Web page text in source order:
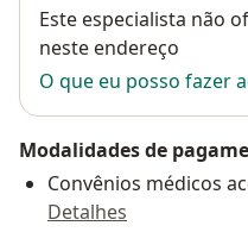
Disponibilidade
Este especialista não
neste endereço
O que eu posso fazer
Modalidades de
Convênios médicos
Detalhes